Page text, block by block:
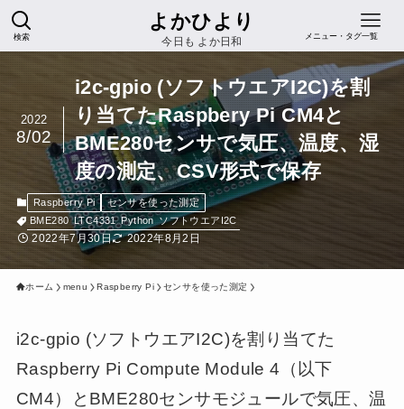
よかひより
今日も よか日和
検索 メニュー・タグ一覧
i2c-gpio (ソフトウエアI2C)を割
り当てたRaspbery Pi CM4と
BME280センサで気圧、温度、湿
度の測定、CSV形式で保存
2022
8/02
Raspberry Pi
センサを使った測定
BME280 LTC4331 Python ソフトウエアI2C
2022年7月30日 2022年8月2日
ホーム menu Raspberry Pi センサを使った測定
i2c-gpio (ソフトウエアI2C)を割り当てた
Raspberry Pi Compute Module 4（以下
CM4）とBME280センサモジュールで気圧、温